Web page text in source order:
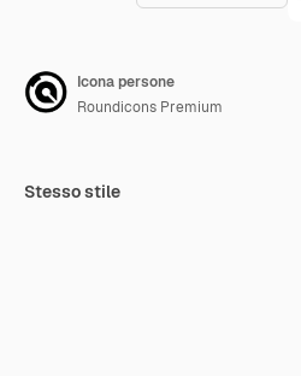
Icona persone
Roundicons Premium
Stesso stile